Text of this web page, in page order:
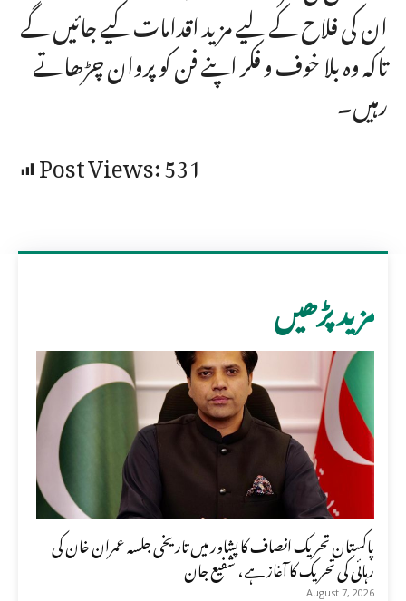
ان کی فلاح کے لیے مزید اقدامات کیے جائیں گے
تاکہ وہ بلا خوف و فکر اپنے فن کو پروان چڑھاتے
رہیں۔
Post Views:531
مزید پڑھیں
پاکستان تحریک انصاف کا پشاور میں تاریخی جلسہ عمران خان کی
رہائی کی تحریک کا آغاز ہے، شفیع جان
August 7, 2026